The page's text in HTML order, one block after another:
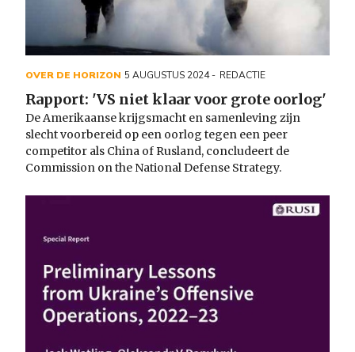
OVER DE HORIZON 5 AUGUSTUS 2024 REDACTIE
Rapport: 'VS niet klaar voor grote oorlog'
De Amerikaanse krijgsmacht en samenleving zijn
slecht voorbereid op een oorlog tegen een peer
competitor als China of Rusland, concludeert de
Commission on the National Defense Strategy.